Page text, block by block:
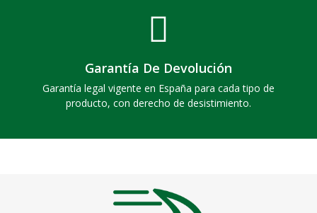
Garantía De Devolución
Garantía legal vigente en España para cada tipo de
producto, con derecho de desistimiento.